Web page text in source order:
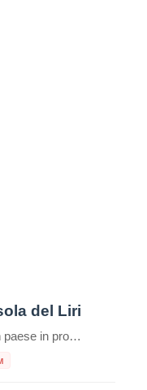
del Liri
A Isola del Liri, un paese in provincia di Frosinone, il fiume Liri forma due cascate: la Cascata Grande e la Cascata del Valcatoio (o, anticamente, del Gualcatojo).Il fiume Liri, nel centro cittadino, si biforca in due bracci all’altezza del castello Boncompagni – Viscogliosi, formando ciascuno un salto. Il braccio sinistro del fiume alimenta la […]